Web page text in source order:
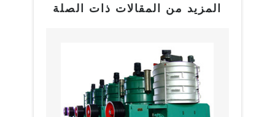
المزيد من المقالات ذات الصلة